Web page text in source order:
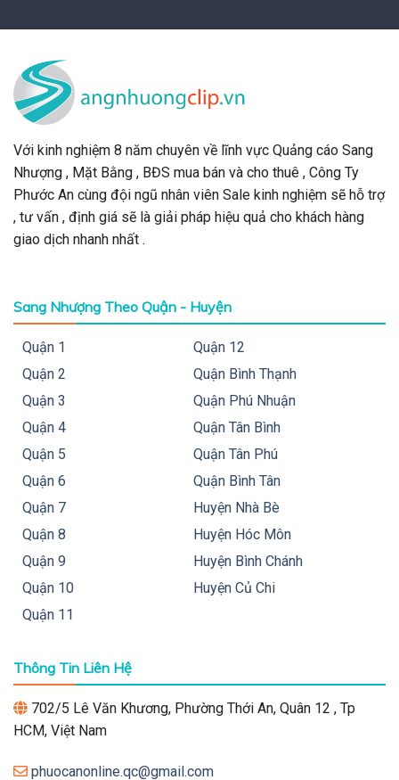
Với kinh nghiệm 8 năm chuyên về lĩnh vực Quảng cáo Sang
Nhượng , Mặt Bằng , BĐS mua bán và cho thuê , Công Ty
Phước An cùng đội ngũ nhân viên Sale kinh nghiệm sẽ hỗ trợ
, tư vấn , định giá sẽ là giải pháp hiệu quả cho khách hàng
giao dịch nhanh nhất .
Sang Nhượng Theo Quận - Huyện
Quận 1
Quận 2
Quận 3
Quận 4
Quận 5
Quận 6
Quận 7
Quận 8
Quận 9
Quận 10
Quận 11
Quận 12
Quận Bình Thạnh
Quận Phú Nhuận
Quận Tân Bình
Quận Tân Phú
Quận Bình Tân
Huyện Nhà Bè
Huyện Hóc Môn
Huyện Bình Chánh
Huyện Củ Chi
Thông Tin Liên Hệ
702/5 Lê Văn Khương, Phường Thới An, Quân 12 , Tp
HCM, Việt Nam
phuocanonline.qc@gmail.com